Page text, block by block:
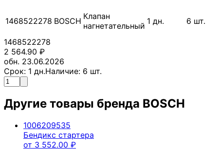
1468522278 BOSCH Клапан
нагнетательный 1 дн. 6 шт.
1468522278
2 564.90 ₽
обн. 23.06.2026
Срок: 1 дн.Наличие: 6 шт.
Другие товары бренда BOSCH
1006209535
Бендикс стартера
от 3 552.00 ₽